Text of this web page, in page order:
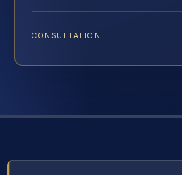
CONSULTATION